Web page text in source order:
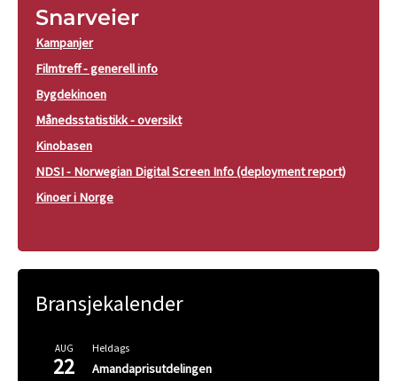
Snarveier
Kampanjer
Filmtreff - generell info
Bygdekinoen
Månedsstatistikk - oversikt
Kinobasen
NDSI - Norwegian Digital Screen Info (deployment report)
Kinoer i Norge
Bransjekalender
AUG
22
Heldags
Amandaprisutdelingen